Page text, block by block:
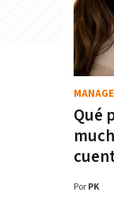
Qué
Por PK